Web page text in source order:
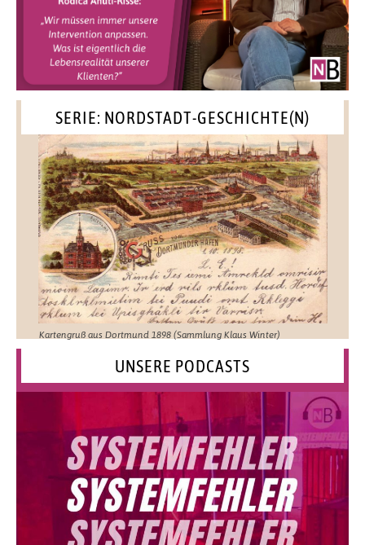
SERIE: NORDSTADT-GESCHICHTE(N)
Kartengruß aus Dortmund 1898 (Sammlung Klaus Winter)
UNSERE PODCASTS